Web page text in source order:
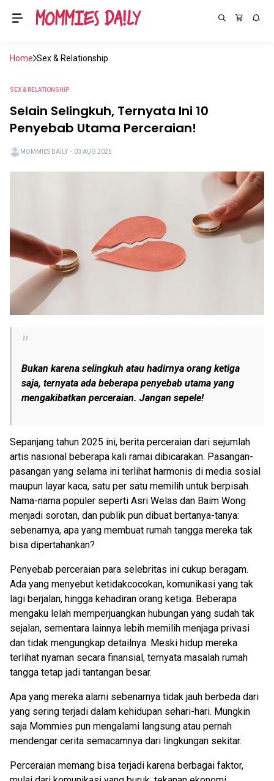
Home Sex & Relationship
SEX & RELATIONSHIP
Selain Selingkuh, Ternyata Ini 10
Penyebab Utama Perceraian!
MOMMIES DAILY ・ 03 AUG 2025
Bukan karena selingkuh atau hadirnya orang ketiga
saja, ternyata ada beberapa penyebab utama yang
mengakibatkan perceraian. Jangan sepele!
Sepanjang tahun 2025 ini, berita perceraian dari sejumlah
artis nasional beberapa kali ramai dibicarakan. Pasangan-
pasangan yang selama ini terlihat harmonis di media sosial
maupun layar kaca, satu per satu memilih untuk berpisah.
Nama-nama populer seperti Asri Welas dan Baim Wong
menjadi sorotan, dan publik pun dibuat bertanya-tanya:
sebenarnya, apa yang membuat rumah tangga mereka tak
bisa dipertahankan?
Penyebab perceraian para selebritas ini cukup beragam.
Ada yang menyebut ketidakcocokan, komunikasi yang tak
lagi berjalan, hingga kehadiran orang ketiga. Beberapa
mengaku lelah memperjuangkan hubungan yang sudah tak
sejalan, sementara lainnya lebih memilih menjaga privasi
dan tidak mengungkap detailnya. Meski hidup mereka
terlihat nyaman secara finansial, ternyata masalah rumah
tangga tetap jadi tantangan besar.
Apa yang mereka alami sebenarnya tidak jauh berbeda dari
yang sering terjadi dalam kehidupan sehari-hari. Mungkin
saja Mommies pun mengalami langsung atau pernah
mendengar cerita semacamnya dari lingkungan sekitar.
Perceraian memang bisa terjadi karena berbagai faktor,